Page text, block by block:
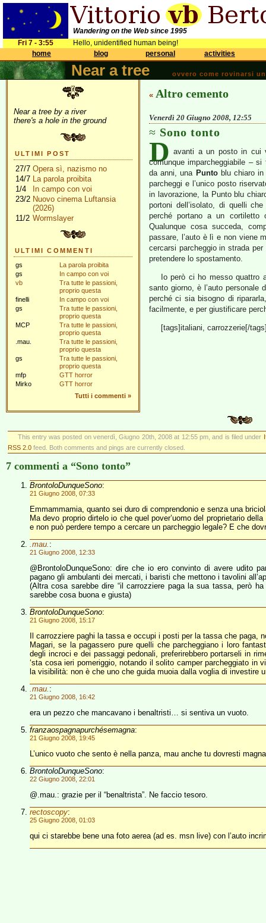
Wandering on the Web since 1995
Fri 7 - 3:55
Hello, unidentified human being!
home
blog personal activities
Near a tree ovvero come rovinarsi
Near a tree by a river
there's a hole in the ground
ULTIMI POST
27/7 Opera sì, nazismo no
14/7 La parola proibita
1/4
In campo con voi
23/2 Nuovo cinema Luftansia
(2026)
11/2 Wormslayer
ULTIMI COMMENTI
gs
La parola proibita
gs
In campo con voi
vb
Tra tutte le passioni,
proprio questa
finelli
In campo con voi
gs
Tra tutte le passioni,
proprio questa
MCP
Tra tutte le passioni,
proprio questa
.mau.
Tra tutte le passioni,
proprio questa
gs
Tra tutte le passioni,
proprio questa
mfp
GTT horror
Mirko
GTT horror
Tutti i commenti »
« Altro cemento
Venerdì 20 Giugno 2008, 12:55
Sono tonto
D avanti a un posto in cui
comunque imparcheggiabile –
da anni, una Puntoblu chiaro in
parcheggi e l’unico posto
in lavorazione, la Punto blu
portoni dell’isolato, di quelli
perché portano a un cortiletto
Qualunque cosa succeda,
passare, l’auto è lì e non viene
cercarsi parcheggio in strada
pretendere lo spostamento.
Io però ci ho messo
santo giorno, è l’auto
perché ci sia bisogno di
facilmente, e per giustificare
[tags]italiani, carrozzerie[/
This entry was posted on venerdì, Giugno 20th, 2008 at 12:55 pm, and is filed under
RSS 2.0 feed. Both comments and pings are currently closed.
7 commenti a “Sono tonto”
BrontoloDunqueSono:
21 Giugno 2008, 07:33
Emmammamia, quanto sei duro di comprendonio e senza una
Ma devo proprio dirtelo io che quel pover’uomo del proprietario
e non può perdere tempo a cercare un parcheggio legale? E che
.mau. :
21 Giugno 2008, 12:33
@BrontoloDunqueSono: dire che io ero convinto di avere udito
pagano gli ambulanti dei mercati, i baristi che mettono i tavolini
(Altra cosa sarebbe dire “il carrozziere paga la sua tassa, però
sarebbe cosa buona e giusta)
BrontoloDunqueSono:
21 Giugno 2008, 15:17
Il carrozziere paghi la tassa e occupi i posti per la tassa che paga,
Magari, se la pagassero pure quelli che parcheggiano i loro
degli incroci e dei passaggi pedonali, preferirebbero portarseli in
‘sta cosa ieri pomeriggio, notando il solito camper parcheggiato
la visibilità: non è che uno che guida muoia dalla voglia di investire
.mau. :
21 Giugno 2008, 16:42
era un pezzo che mancavano i benaltristi… si sentiva un vuoto.
franzaospagnapurchésemagna:
21 Giugno 2008, 19:45
L’unico vuoto che sento è nella panza, mau anche tu dovresti
BrontoloDunqueSono:
22 Giugno 2008, 22:01
@.mau.: grazie per il “benaltrista”. Ne faccio tesoro.
rectoscopy:
25 Giugno 2008, 01:03
qui ci starebbe bene una foto aerea (ad es. msn live) con l’auto